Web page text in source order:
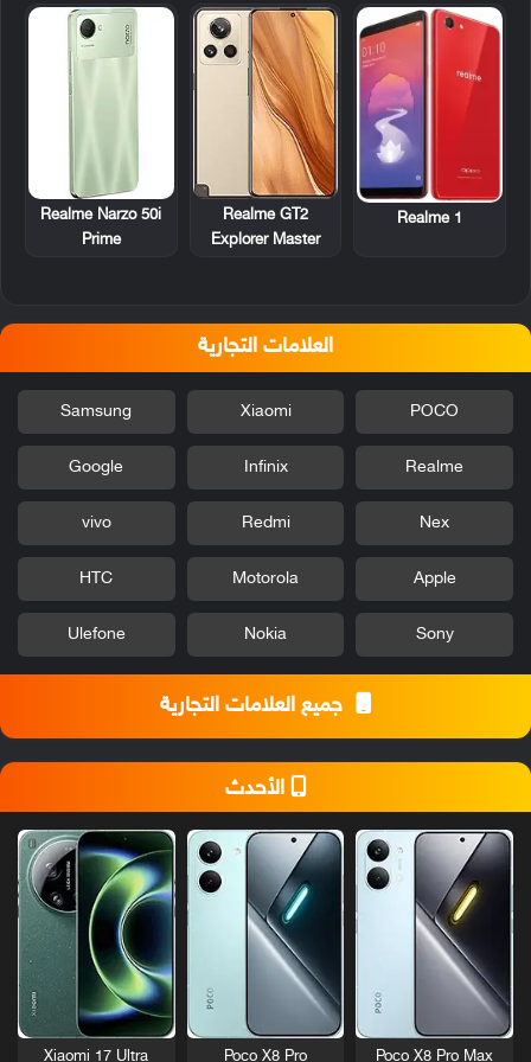
Realme 1
Realme GT2
Explorer Master
Realme Narzo 50i
Prime
العلامات التجارية
POCO
Xiaomi
Samsung
Realme
Infinix
Google
Nex
Redmi
vivo
Apple
Motorola
HTC
Sony
Nokia
Ulefone
جميع العلامات التجارية
الأحدث
Poco X8 Pro Max
Poco X8 Pro
Xiaomi 17 Ultra